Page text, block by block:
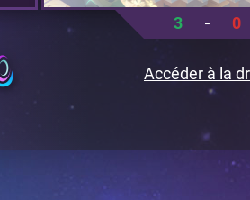
3 - 0
Accéder à la